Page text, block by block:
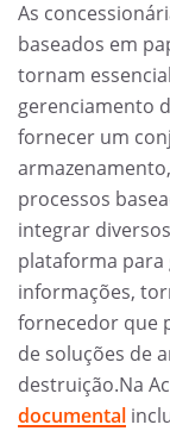
As
baseados em
tornam
gerenciamento
fornecer um
processos
integrar
plataforma
informações,
fornecedor que
de soluções de
destruição.Na
documental